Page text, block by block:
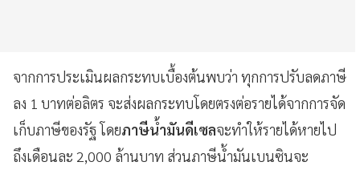
จากการประเมินผลกระทบเบื้องต้นพบว่า ทุกการปรับลดภาษี
ลง 1 บาทต่อลิตร จะส่งผลกระทบโดยตรงต่อรายได้จากการจัด
เก็บภาษีของรัฐ โดยภาษีน้ำมันดีเซลจะทำให้รายได้หายไป
ถึงเดือนละ 2,000 ล้านบาท ส่วนภาษีน้ำมันเบนซินจะ